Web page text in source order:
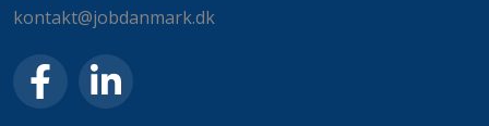
kontakt@jobdanmark.dk